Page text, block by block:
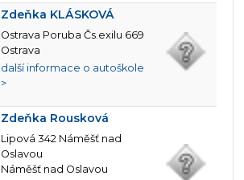
Zdeňka KLÁSKOVÁ
Ostrava Poruba Čs.exilu 669
Ostrava
další informace o autoškole
>
Zdeňka Rousková
Lipová 342 Náměšť nad
Oslavou
Náměšť nad Oslavou